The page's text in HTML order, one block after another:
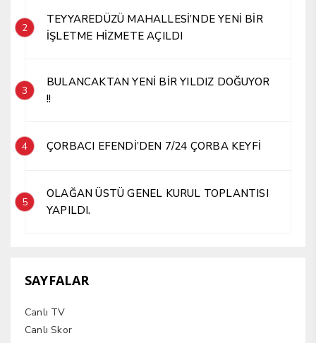
2
TEYYAREDÜZÜ MAHALLESİ’NDE YENİ BİR
İŞLETME HİZMETE AÇILDI
3
BULANCAKTAN YENİ BİR YILDIZ DOĞUYOR
!!
4 ÇORBACI EFENDİ’DEN 7/24 ÇORBA KEYFİ
5
OLAĞAN ÜSTÜ GENEL KURUL TOPLANTISI
YAPILDI.
SAYFALAR
Canlı TV
Canlı Skor